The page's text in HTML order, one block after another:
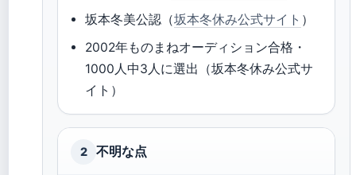
坂本冬美公認（坂本冬休み公式サイト ）
2002年ものまねオーディション合格・
1000人中3人に選出（坂本冬休み公式サ
イト）
2 不明な点